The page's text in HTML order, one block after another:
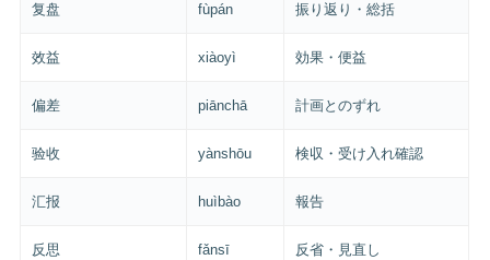
复盘 fùpán 振り返り・総括
效益 xiàoyì 効果・便益
偏差 piānchā 計画とのずれ
验收 yànshōu 検収・受け入れ確認
汇报 huìbào 報告
反思 fǎnsī 反省・見直し